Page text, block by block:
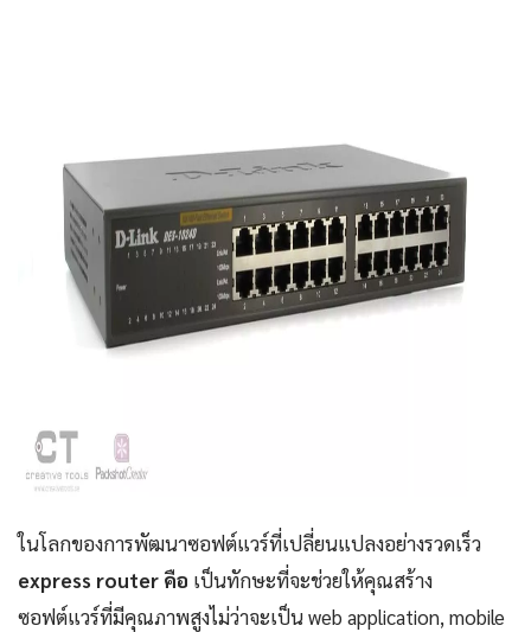
ในโลกของการพัฒนาซอฟต์แวร์ที่เปลี่ยนแปลงอย่างรวดเร็ว
express router คือ เป็นทักษะที่จะช่วยให้คุณสร้าง
ซอฟต์แวร์ที่มีคุณภาพสูงไม่ว่าจะเป็น web application, mobile